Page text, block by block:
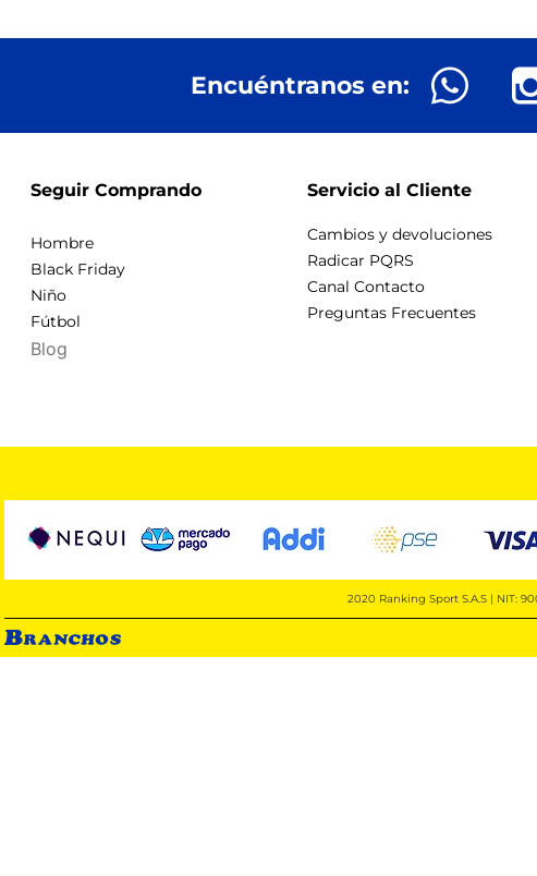
Encuéntranos en:
Seguir Comprando
Hombre
Black Friday
Niño
Fútbol
Blog
Servicio al Cliente
Cambios y devoluciones
Radicar PQRS
Canal Contacto
Preguntas Frecuentes
2020 Ranking Sport S.A.S | NIT: